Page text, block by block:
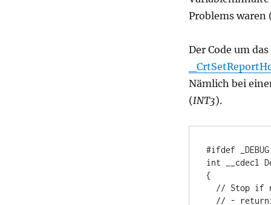
Problems waren
Der Code um
Nämlich bei
(INT3).
#ifdef _DEBUG
int __cdecl
{